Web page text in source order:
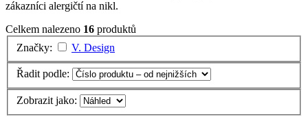
zákazníci alergičtí na nikl.
Celkem nalezeno 16 produktů
Značky:
V. Design
Řadit podle:
Zobrazit jako: